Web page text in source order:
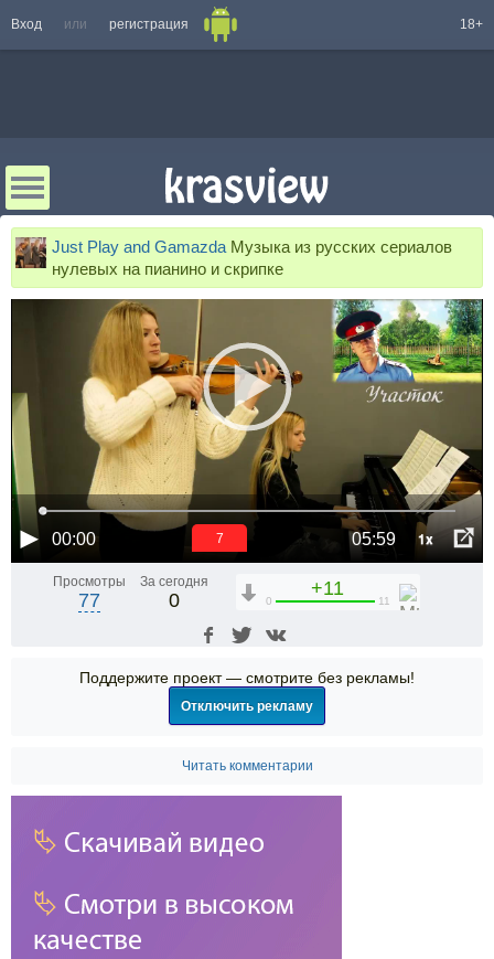
Вход или регистрация 18+
Just Play and Gamazda Музыка из русских сериалов
нулевых на пианино и скрипке
00:00 05:59 1x
6
Просмотры
77
За сегодня
0
+11
0 11
Поддержите проект — смотрите без рекламы!
Отключить рекламу
Читать комментарии